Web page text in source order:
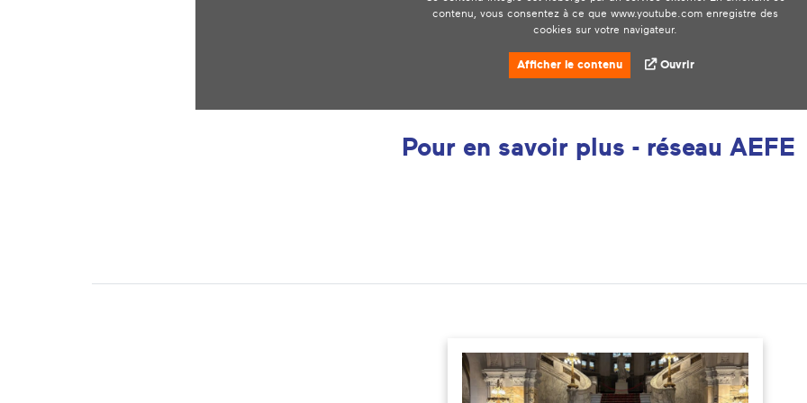
contenu, vous consentez à ce que www.youtube.com enregistre des
cookies sur votre navigateur.
Afficher le contenu Ouvrir
Pour en savoir plus - réseau